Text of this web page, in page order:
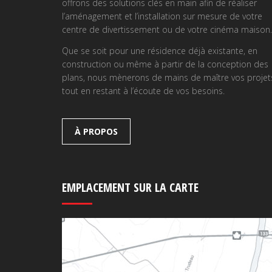
offrons des solutions clés en main afin de réaliser
l’aménagement et l’installation sur mesure de votre
centre de divertissement ou de votre cinéma maison.
Que se soit pour une résidence déjà existante, en
construction ou même à partir de la conception des
plans, nous mènerons de mains de maître vos
tout en restant à l’écoute de vos besoins.
À PROPOS
EMPLACEMENT SUR LA CARTE